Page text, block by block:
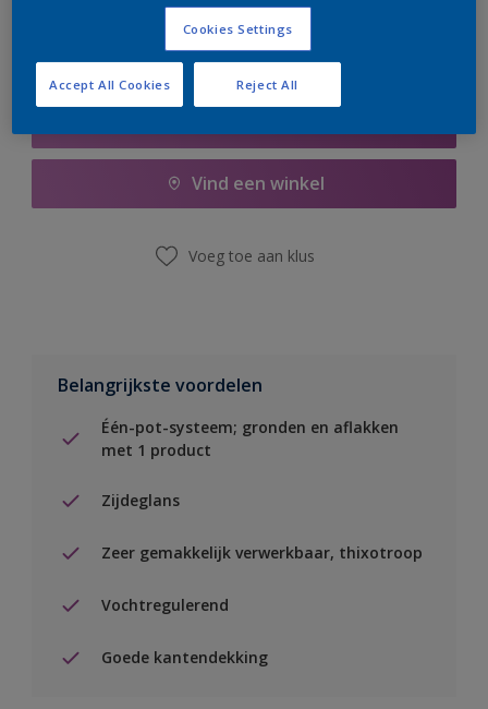
Vind een winkel
Voeg toe aan klus
Belangrijkste voordelen
Één-pot-systeem; gronden en aflakken
met 1 product
Zijdeglans
Zeer gemakkelijk verwerkbaar, thixotroop
Vochtregulerend
Goede kantendekking
Cookies Settings
Reject All
Accept All Cookies